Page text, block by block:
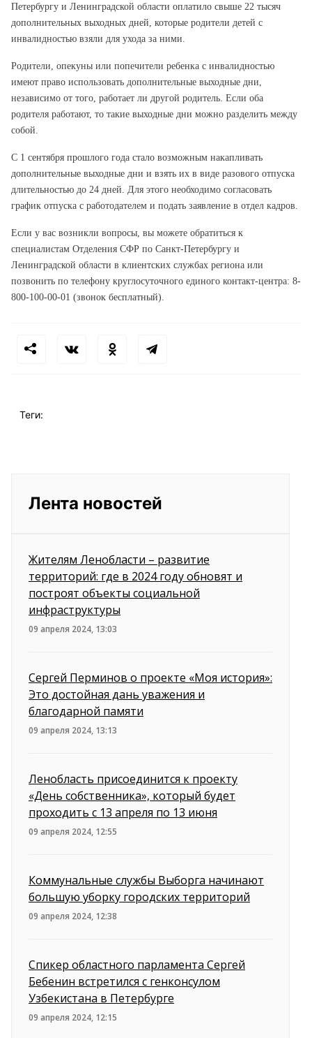
Петербургу и Ленинградской области оплатило свыше 22 тысяч
дополнительных выходных дней, которые родители детей с
инвалидностью взяли для ухода за ними.
Родители, опекуны или попечители ребенка с инвалидностью
имеют право использовать дополнительные выходные дни,
независимо от того, работает ли другой родитель. Если оба
родителя работают, то такие выходные дни можно разделить между
собой.
С 1 сентября прошлого года стало возможным накапливать
дополнительные выходные дни и взять их в виде разового отпуска
длительностью до 24 дней. Для этого необходимо согласовать
график отпуска с работодателем и подать заявление в отдел кадров.
Если у вас возникли вопросы, вы можете обратиться к
специалистам Отделения СФР по Санкт-Петербургу и
Ленинградской области в клиентских службах региона или
позвонить по телефону круглосуточного единого контакт-центра: 8-
800-100-00-01 (звонок бесплатный).
Теги:
Лента новостей
Жителям Ленобласти – развитие
территорий: где в 2024 году обновят и
построят объекты социальной
инфраструктуры
09 апреля 2024, 13:03
Сергей Перминов о проекте «Моя история»:
Это достойная дань уважения и
благодарной памяти
09 апреля 2024, 13:13
Ленобласть присоединится к проекту
«День собственника», который будет
проходить с 13 апреля по 13 июня
09 апреля 2024, 12:55
Коммунальные службы Выборга начинают
большую уборку городских территорий
09 апреля 2024, 12:38
Спикер областного парламента Сергей
Бебенин встретился с генконсулом
Узбекистана в Петербурге
09 апреля 2024, 12:15